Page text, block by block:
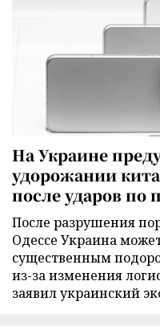
На Украине
удорожании
после ударов по
После разрушения
Одессе Украина
существенным
из-за изменения
заявил украинский